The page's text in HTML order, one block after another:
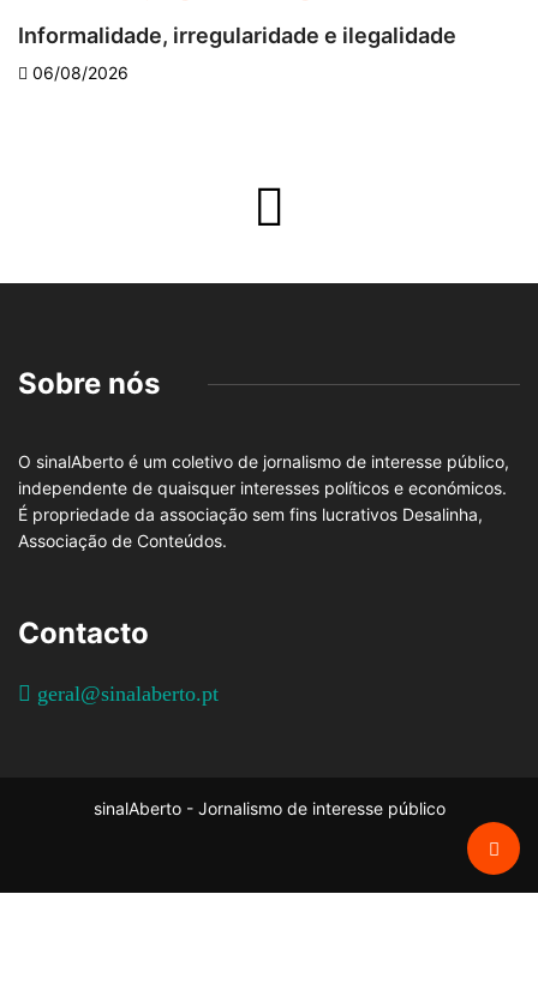
Informalidade, irregularidade e ilegalidade
06/08/2026
Sobre nós
O sinalAberto é um coletivo de jornalismo de interesse público,
independente de quaisquer interesses políticos e económicos.
É propriedade da associação sem fins lucrativos Desalinha,
Associação de Conteúdos.
Contacto
geral@sinalaberto.pt
sinalAberto - Jornalismo de interesse público